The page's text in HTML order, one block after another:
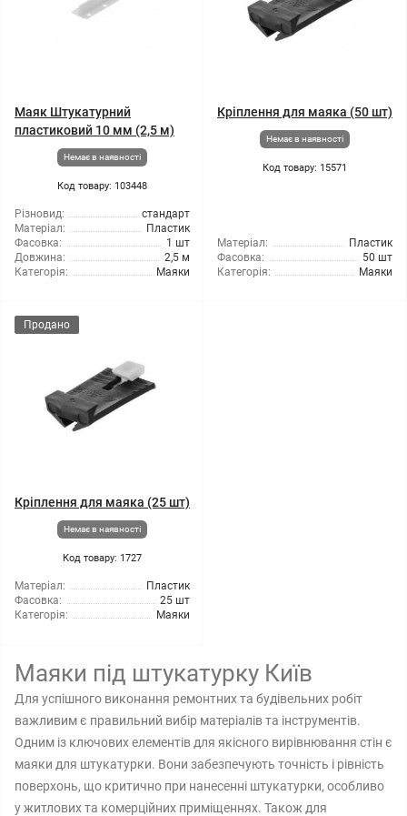
Маяк Штукатурний
пластиковий 10 мм (2,5 м)
Немає в наявності
Код товару: 103448
Різновид:
стандарт
Матеріал:
Пластик
Фасовка:
1 шт
Довжина:
2,5 м
Категорія:
Маяки
Кріплення для маяка (50 шт)
Немає в наявності
Код товару: 15571
Матеріал:
Пластик
Фасовка:
50 шт
Категорія:
Маяки
Продано
Кріплення для маяка (25 шт)
Немає в наявності
Код товару: 1727
Матеріал:
Пластик
Фасовка:
25 шт
Категорія:
Маяки
Маяки під штукатурку Київ
Для успішного виконання ремонтних та будівельних робіт
важливим є правильний вибір матеріалів та інструментів.
Одним із ключових елементів для якісного вирівнювання стін є
маяки для штукатурки. Вони забезпечують точність і рівність
поверхонь, що критично при нанесенні штукатурки, особливо
у житлових та комерційних приміщеннях. Також для